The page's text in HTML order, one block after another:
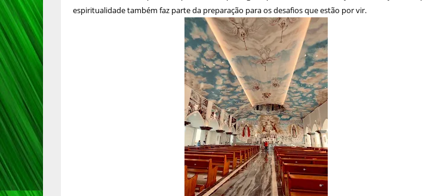
espiritualidade também faz parte da preparação para os desafios que estão por vir.